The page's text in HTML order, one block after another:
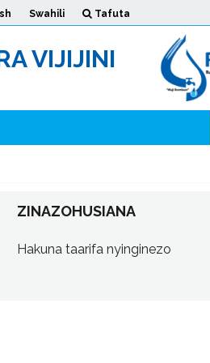
Swahili Tafuta
VIJIJINI
ZINAZOHUSIANA
Hakuna taarifa nyinginezo